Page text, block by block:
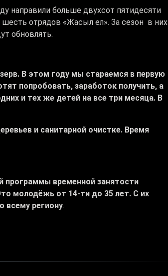
направили больше двухсот пятидесяти
шесть отрядов «Жасыл ел». За сезон в них
обновлять.
В этом году мы стараемся в первую
попробовать, заработок получить, а
и тех же детей на все три месяца. В
и санитарной очистке. Время
программы временной занятости
молодёжь от 14-ти до 35 лет. С их
всему региону.